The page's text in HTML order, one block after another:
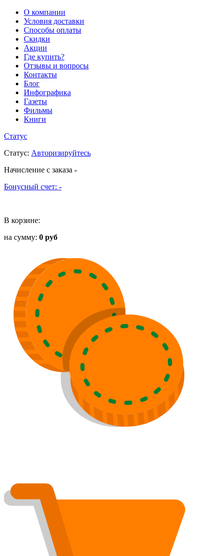
О компании
Условия доставки
Способы оплаты
Скидки
Акции
Где купить?
Отзывы и вопросы
Контакты
Блог
Инфографика
Газеты
Фильмы
Книги
Статус
Статус: Авторизируйтесь
Начисление с заказа -
Бонусный счет: -
В корзине:
на сумму: 0 руб